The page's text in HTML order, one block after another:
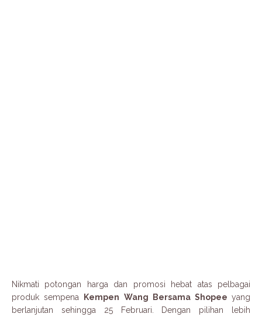
Nikmati potongan harga dan promosi hebat atas pelbagai
produk sempena
Kempen Wang Bersama Shopeeyang
berlanjutan sehingga 25 Februari. Dengan pilihan lebih